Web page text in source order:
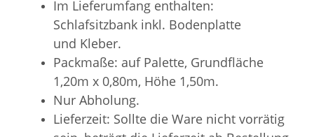
Im Lieferumfang enthalten:
Schlafsitzbank inkl. Bodenplatte
und Kleber.
Packmaße: auf Palette, Grundfläche
1,20m x 0,80m, Höhe 1,50m.
Nur Abholung.
Lieferzeit: Sollte die Ware nicht vorrätig